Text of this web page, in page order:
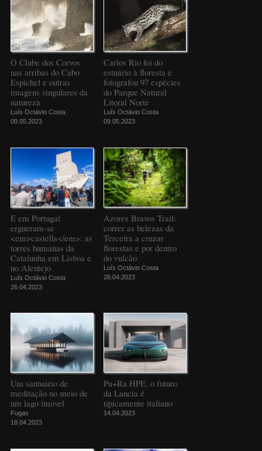
O Clube dos Corvos
nas arribas do Cabo
Espichel e outras
imagens singulares da
natureza
Luís Octávio Costa
09.05.2023
Carlos Rio foi do
estuário à floresta e
fotografou 97 espécies
do Parque Natural
Litoral Norte
Luís Octávio Costa
09.05.2023
E em Portugal
ergueram-se
<em>castells</em>: as
torres humanas da
Catalunha em Lisboa e
no Alentejo
Luís Octávio Costa
26.04.2023
Azores Bravos Trail:
correr as belezas da
Terceira a cruzar
florestas e por dentro
do vulcão
Luís Octávio Costa
26.04.2023
Um santuário de
meditação no meio de
um lago imóvel
Fugas
18.04.2023
Pu+Ra HPE, o futuro
da Lancia é
tipicamente italiano
14.04.2023